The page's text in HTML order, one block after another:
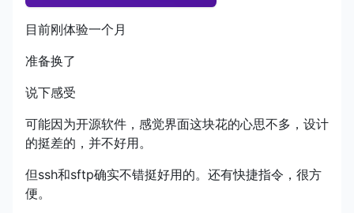
目前刚体验一个月
准备换了
说下感受
可能因为开源软件，感觉界面这块花的心思不多，设计
的挺差的，并不好用。
但ssh和sftp确实不错挺好用的。还有快捷指令，很方
便。